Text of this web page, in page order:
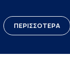
ΠΕΡΙΣΣΟΤΕΡΑ